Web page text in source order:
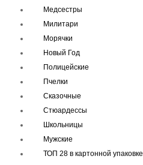
Медсестры
Милитари
Морячки
Новый Год
Полицейские
Пчелки
Сказочные
Стюардессы
Школьницы
Мужские
ТОП 28 в картонной упаковке